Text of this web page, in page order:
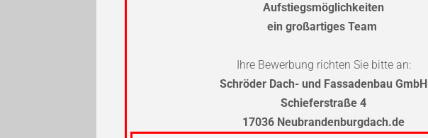
Aufstiegsmöglichkeiten
ein großartiges Team
Ihre Bewerbung richten Sie bitte an:
Schröder Dach- und Fassadenbau GmbH
Schieferstraße 4
17036 Neubrandenburgdach.de